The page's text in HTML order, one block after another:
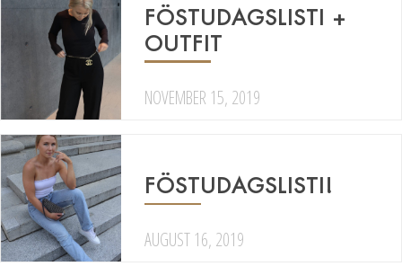
FÖSTUDAGSLISTI +
OUTFIT
NOVEMBER 15, 2019
FÖSTUDAGSLISTI!
AUGUST 16, 2019